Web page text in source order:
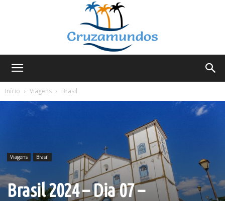
Início
Viagens Brasil
Viagens Brasil
Brasil 2024 – Dia 07 –